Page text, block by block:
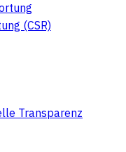
(CSR)
Transparenz